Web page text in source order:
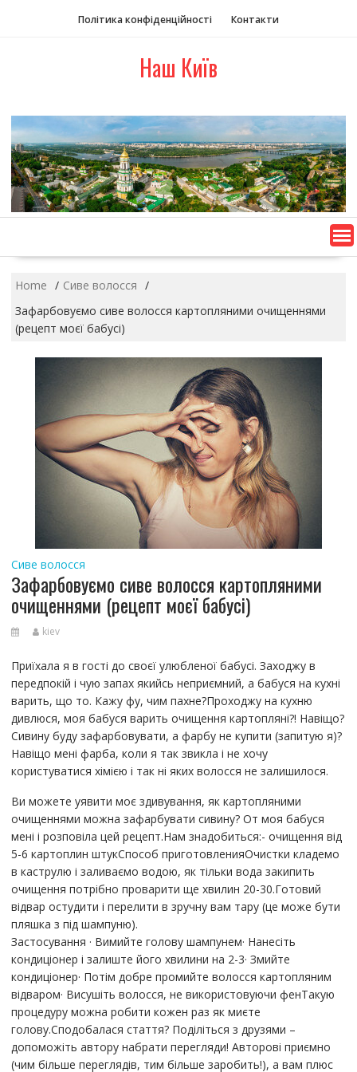
t
Політика конфіденційності Контакти
Наш Київ
Home
Сиве волосся
Зафарбовуємо сиве волосся картопляними очищеннями
(рецепт моєї бабусі)
Сиве волосся
Зафарбовуємо сиве волосся картопляними
очищеннями (рецепт моєї бабусі)
kiev
Приїхала я в гості до своєї улюбленої бабусі. Заходжу в
передпокій і чую запах якийсь неприємний, а бабуся на кухні
варить, що то. Кажу фу, чим пахне?Проходжу на кухню
дивлюся, моя бабуся варить очищення картопляні?! Навіщо?
Сивину буду зафарбовувати, а фарбу не купити (запитую я)?
Навіщо мені фарба, коли я так звикла і не хочу
користуватися хімією і так ні яких волосся не залишилося.
Ви можете уявити моє здивування, як картопляними
очищеннями можна зафарбувати сивину? От моя бабуся
мені і розповіла цей рецепт.Нам знадобиться:- очищення від
5-6 картоплин штукСпособ приготовленияОчистки кладемо
в каструлю і заливаємо водою, як тільки вода закипить
очищення потрібно проварити ще хвилин 20-30.Готовий
відвар остудити і перелити в зручну вам тару (це може бути
пляшка з під шампуню).
Застосування · Вимийте голову шампунем· Нанесіть
кондиціонер і залиште його хвилини на 2-3· Змийте
кондиціонер· Потім добре промийте волосся картопляним
відваром· Висушіть волосся, не використовуючи фенТакую
процедуру можна робити кожен раз як миєте
голову.Сподобалася стаття? Поділіться з друзями –
допоможіть автору набрати перегляди! Авторові приємно
(чим більше переглядів, тим більше заробить!), а вам плюс